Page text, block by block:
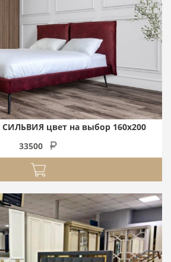
СИЛЬВИЯ цвет на выбор 160х200
33500